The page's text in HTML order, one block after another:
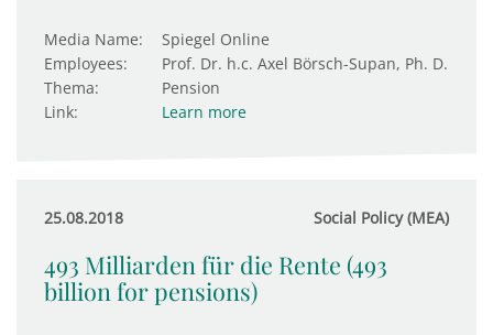
Media Name:
Spiegel Online
Employees:
Prof. Dr. h.c. Axel Börsch-Supan, Ph. D.
Thema:
Pension
Link:
Learn more
25.08.2018 Social Policy (MEA)
493 Milliarden für die Rente (493
billion for pensions)